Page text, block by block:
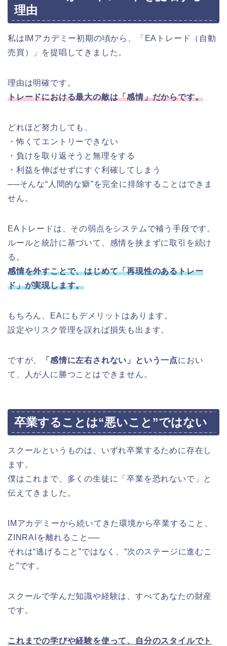
理由
私はIMアカデミー初期の頃から、「EAトレード（自動
売買）」を提唱してきました。
理由は明確です。
トレードにおける最大の敵は「感情」だからです。
どれほど努力しても、
・怖くてエントリーできない
・負けを取り返そうと無理をする
・利益を伸ばせずにすぐ利確してしまう
──そんな“人間的な癖”を完全に排除することはできま
せん。
EAトレードは、その弱点をシステムで補う手段です。
ルールと統計に基づいて、感情を挟まずに取引を続け
る。
感情を外すことで、はじめて「再現性のあるトレー
ド」が実現します。
もちろん、EAにもデメリットはあります。
設定やリスク管理を誤れば損失も出ます。
ですが、 「感情に左右されない」という一点におい
て、人が人に勝つことはできません。
卒業することは“悪いこと”ではない
スクールというものは、いずれ卒業するために存在し
ます。
僕はこれまで、多くの生徒に「卒業を恐れないで」と
伝えてきました。
IMアカデミーから続いてきた環境から卒業すること、
ZINRAIを離れること──
それは“逃げること”ではなく、“次のステージに進むこ
と”です。
スクールで学んだ知識や経験は、すべてあなたの財産
です。
これまでの学びや経験を使って、自分のスタイルでト